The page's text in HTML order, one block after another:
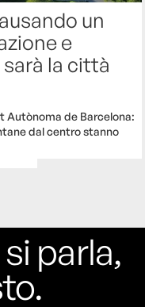
un
e
la città
Autònoma de Barcelona:
dal centro stanno
parla,